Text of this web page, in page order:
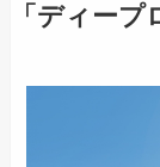
「ディー